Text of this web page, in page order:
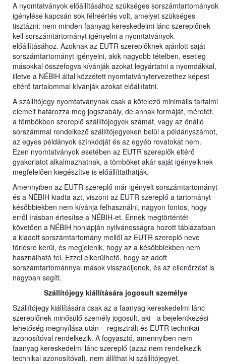
A nyomtatványok előállításához szükséges sorszámtartományok
igénylése kapcsán sok félreértés volt, amelyet szükséges
tisztázni: nem minden faanyag kereskedelmi lánc szereplőnek
kell sorszámtartományt igényelni a nyomtatványok
előállításához. Azoknak az EUTR szereplőknek ajánlott saját
sorszámtartományt igényelni, akik nagyobb tételben, esetleg
másokkal összefogva kívánják azokat legyártatni a nyomdákkal,
illetve a NÉBIH által közzétett nyomtatványtervezethez képest
eltérő tartalommal kívánják azokat előállítatni.
A szállítójegy nyomtatványnak csak a kötelező minimális tartalmi
elemeit határozza meg jogszabály, de annak formáját, méretét,
a tömbökben szereplő szállítójegyek számát, vagy az önálló
sorszámmal rendelkező szállítójegyeken belül a példányszámot,
az egyes példányok színkódját és az egyéb rovatokat nem.
Ezen nyomtatványok esetében az EUTR szereplők eltérő
gyakorlatot alkalmazhatnak, a tömböket akár saját igényeiknek
megfelelően kiegészítve is előállíttathatják.
Amennyiben az EUTR szereplő már igényelt sorszámtartományt
és a NÉBIH kiadta azt, viszont az EUTR szereplő a tartományt
későbbiekben nem kívánja felhasználni, nagyon fontos, hogy
erről írásban értesítse a NÉBIH-et. Ennek megtörténtét
követően a NÉBIH honlapján nyilvánosságra hozott táblázatban
a kiadott sorszámtartomány mellől az EUTR szereplő neve
törlésre kerül, és megjelenik, hogy az a későbbiekben nem
használható fel. Ezzel elkerülhető, hogy az adott
sorszámtartománnyal mások visszaéljenek, és az ellenőrzést is
nagyban segíti.
Szállítójegy kiállítására jogosult személye
Szállítójegy kiállítására csak az a faanyag kereskedelmi lánc
szereplőnek minősülő személy jogosult, aki - a bejelentkezési
lehetőség megnyílása után – regisztrált és EUTR technikai
azonosítóval rendelkezik. A fogyasztó, amennyiben nem
faanyag kereskedelmi lánc szereplő (azaz nem rendelkezik
technikai azonosítóval), nem állíthat ki szállítójegyet.